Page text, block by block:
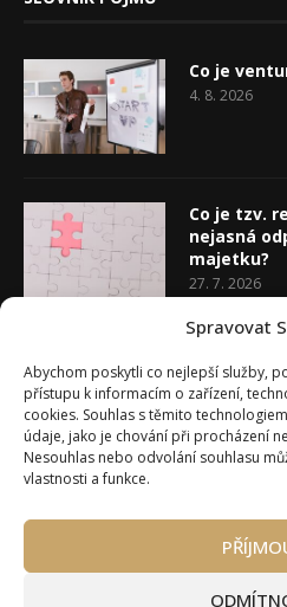
Spravovat
Abychom poskytli co nejlepší služby,
přístupu k informacím o zařízení,
cookies. Souhlas s těmito
údaje, jako je chování při procházení
Nesouhlas nebo odvolání souhlasu
vlastnosti a funkce.
Co je
4. 8. 2026
Co je tzv.
nejasná
majetku?
27. 7. 2026
20. 7. 2026
O Wealth Magazínu
Kontakty
Máte